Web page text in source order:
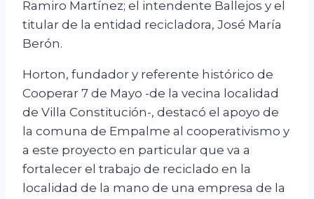
Ramiro Martínez; el intendente Ballejos y el
titular de la entidad recicladora, José María
Berón.
Horton, fundador y referente histórico de
Cooperar 7 de Mayo -de la vecina localidad
de Villa Constitución-, destacó el apoyo de
la comuna de Empalme al cooperativismo y
a este proyecto en particular que va a
fortalecer el trabajo de reciclado en la
localidad de la mano de una empresa de la